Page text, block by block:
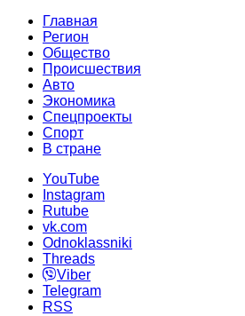
Главная
Регион
Общество
Происшествия
Авто
Экономика
Спецпроекты
Cпорт
В стране
YouTube
Instagram
Rutube
vk.com
Odnoklassniki
Threads
Viber
Telegram
RSS